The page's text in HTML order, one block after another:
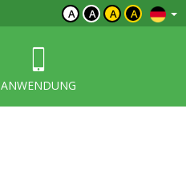
A A A A
ANWENDUNG